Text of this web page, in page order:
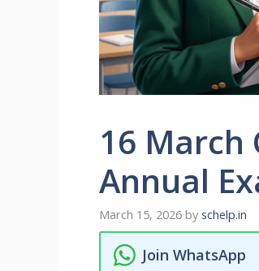
16 March
Annual
March 15, 2026 by schelp.in
Join WhatsApp